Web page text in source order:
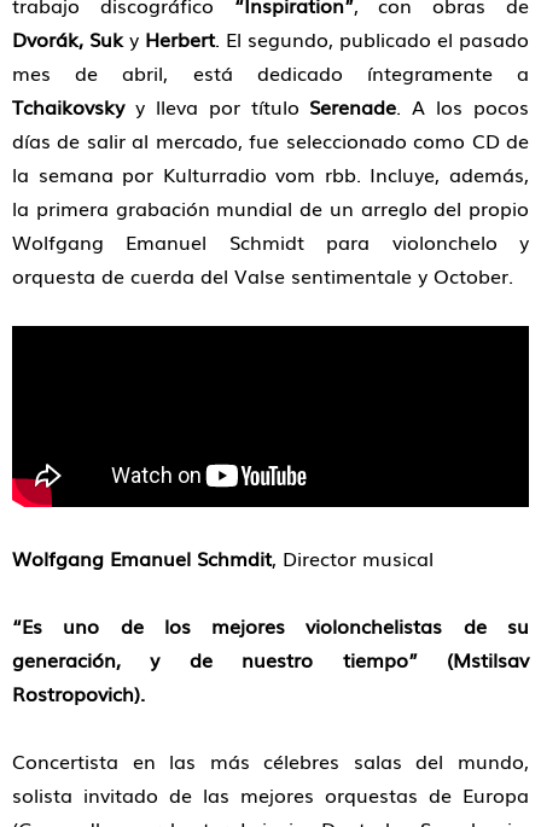
Dvorák, Suk y Herbert. El segundo, publicado el pasado
mes de abril, está dedicado íntegramente a
Tchaikovskyy lleva por título Serenade. A los pocos
días de salir al mercado, fue seleccionado como CD de
la semana por Kulturradio vom rbb. Incluye, además,
la primera grabación mundial de un arreglo del propio
Wolfgang Emanuel Schmidt para violonchelo y
orquesta de cuerda del Valse sentimentale y October.
Wolfgang Emanuel Schmdit, Director musical
“Es uno de los mejores violonchelistas de su
generación, y de nuestro tiempo” (Mstilsav
Rostropovich).
Concertista en las más célebres salas del mundo,
solista invitado de las mejores orquestas de Europa